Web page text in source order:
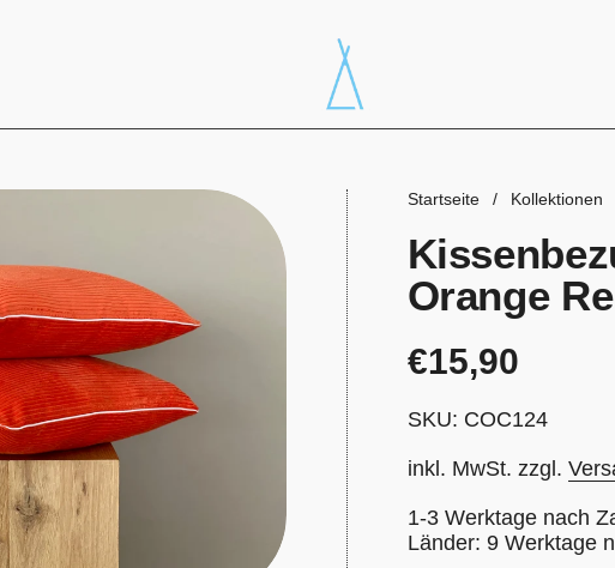
Startseite / Kollektionen
Orange
Preis:
€15,90
SKU: COC124
inkl. MwSt. zzgl.
1-3 Werktage nach
Länder: 9 Werktage